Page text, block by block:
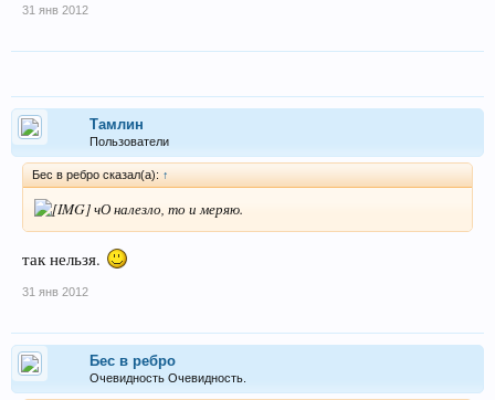
31 янв 2012
Тамлин
Пользователи
Бес в ребро сказал(а): ↑
чО налезло, то и меряю.
так нельзя.
31 янв 2012
Бес в ребро
Очевидность Очевидность.